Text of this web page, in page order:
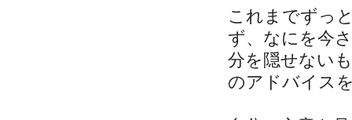
これまでずっ
ず、なにを今
分を隠せない
のアドバイス